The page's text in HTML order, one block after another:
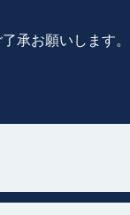
承お願いします。